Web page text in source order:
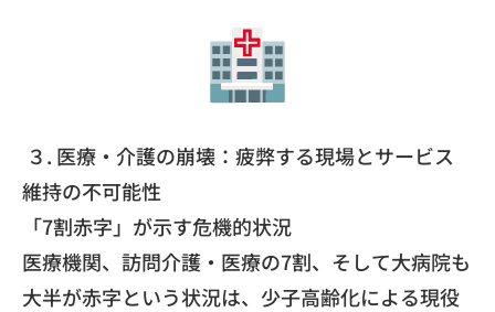
３. 医療・介護の崩壊：疲弊する現場とサービス
維持の不可能性
​「7割赤字」が示す危機的状況
​医療機関、訪問介護・医療の7割、そして大病院も
大半が赤字という状況は、少子高齢化による現役